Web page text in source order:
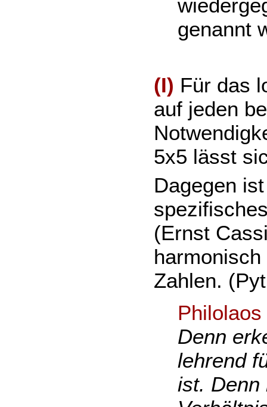
genannt
(I) Für das
auf jeden
5x5 lässt
Dagegen
(Ernst
Zahlen.
Denn
lehrend
ist. Denn